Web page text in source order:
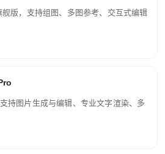
版，支持组图、多图参考、交互式编辑
持图片生成与编辑、专业文字渲染、多